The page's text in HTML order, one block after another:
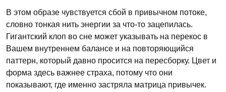
В этом образе чувствуется сбой в привычном потоке,
словно тонкая нить энергии за что-то зацепилась.
Гигантский клоп во сне может указывать на перекос в
Вашем внутреннем балансе и на повторяющийся
паттерн, который давно просится на пересборку. Цвет и
форма здесь важнее страха, потому что они
показывают, где именно застряла матрица привычек.